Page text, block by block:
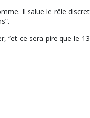
Il salue le rôle discret
“et ce sera pire que le 13